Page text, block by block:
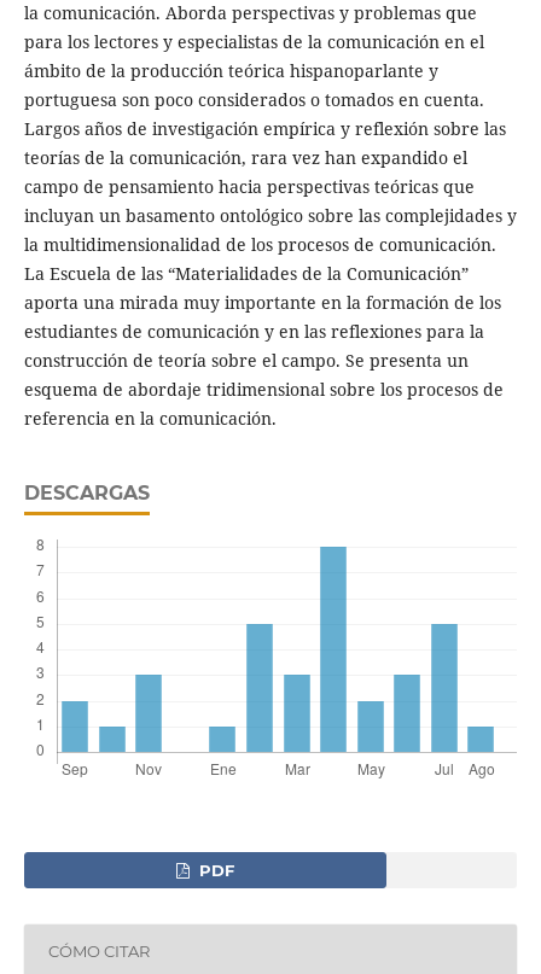
la comunicación. Aborda perspectivas y problemas que
para los lectores y especialistas de la comunicación en el
ámbito de la producción teórica hispanoparlante y
portuguesa son poco considerados o tomados en cuenta.
Largos años de investigación empírica y reflexión sobre las
teorías de la comunicación, rara vez han expandido el
campo de pensamiento hacia perspectivas teóricas que
incluyan un basamento ontológico sobre las complejidades y
la multidimensionalidad de los procesos de comunicación.
La Escuela de las “Materialidades de la Comunicación”
aporta una mirada muy importante en la formación de los
estudiantes de comunicación y en las reflexiones para la
construcción de teoría sobre el campo. Se presenta un
esquema de abordaje tridimensional sobre los procesos de
referencia en la comunicación.
DESCARGAS
PDF
CÓMO CITAR